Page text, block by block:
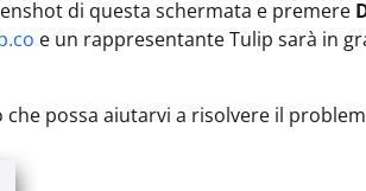
di questa schermata e premere
e un rappresentante Tulip sarà in
possa aiutarvi a risolvere il